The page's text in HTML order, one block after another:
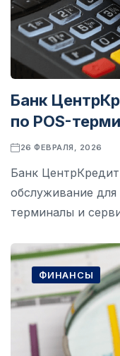
Банк
по POS-
26 ФЕВРАЛЯ, 2026
Банк
обслуживание
терминалы и
ФИНАНСЫ